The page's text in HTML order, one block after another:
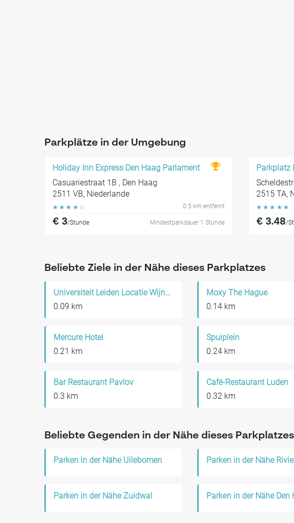
Parkplätze in der Umgebung
Holiday Inn Express Den Haag Parlament
Casuariestraat 1B , Den Haag
2511 VB, Niederlande
☆ ☆ ☆ ☆ ☆ 0.5 km entfernt
€ 3/Stunde Mindestparkdauer 1 Stunde
Parkplatz
2515 TA,
☆ ☆ ☆ ☆ ☆
€ 3.48/
Beliebte Ziele in der Nähe dieses Parkplatzes
Universiteit Leiden Locatie Wijnhaven
0.09 km
Moxy The Hague
0.14 km
Mercure Hotel
0.21 km
Spuiplein
0.24 km
Bar Restaurant Pavlov
0.3 km
Café-Restaurant Luden
0.32 km
Beliebte Gegenden in der Nähe dieses Parkplatzes
Parken in der Nähe Uilebomen
Parken in der Nähe Zuidwal